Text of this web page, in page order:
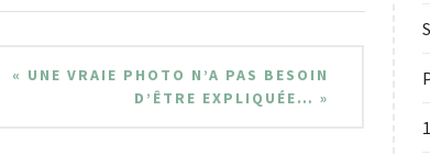
« UNE VRAIE PHOTO N’A PAS BESOIN
D’ÊTRE EXPLIQUÉE… »